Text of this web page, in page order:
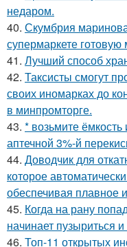
недаром.
40. Скумбрия
супермаркете
41. Лучший способ
42. Таксисты смогут
своих иномарках до
в минпромторге.
43. * возьмите
аптечной 3%-й
44. Доводчик для
которое
обеспечивая плавное
45. Когда на рану
начинает пузыриться
46. Топ-11 открытых